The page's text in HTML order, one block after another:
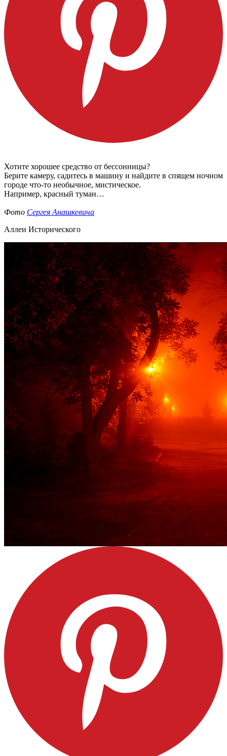
Хотите хорошее средство от бессонницы?
Берите камеру, садитесь в машину и найдите в спящем ночном
городе что-то необычное, мистическое.
Например, красный туман…
Фото Сергея Анашкевича
Аллеи Исторического